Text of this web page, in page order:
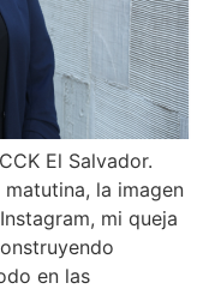
El Salvador.
la imagen
mi queja
en las